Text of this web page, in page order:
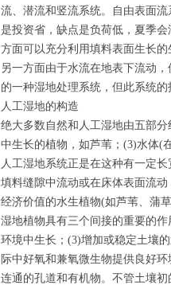
流、潜流和竖流系统。自由表面
是投资省，缺点是负荷低，夏季
方面可以充分利用填料表面生长
另一方面由于水流在地表下流动
的一种湿地处理系统，但此系统的
人工湿地的构造
绝大多数自然和人工湿地由五部
中生长的植物，如芦苇；(3)水体(
人工湿地系统正是在这种有一定
填料缝隙中流动或在床体表面流
经济价值的水生植物(如芦苇、蒲
湿地植物具有三个间接的重要的
环境中生长；(3)增加或稳定土壤
际中好氧和兼氧微生物提供良好
连通的孔道和有机物。不管土壤